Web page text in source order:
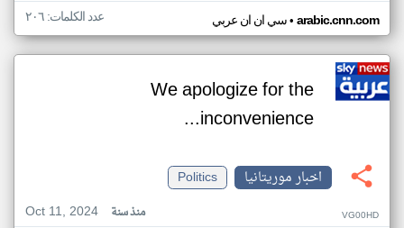
سي ان ان عربي• arabic.cnn.com عدد الكلمات: ٢٠٦
We apologize for the
inconvenience...
اخبار موريتانيا
Politics
Oct 11, 2024
منذ سنة VG00HD